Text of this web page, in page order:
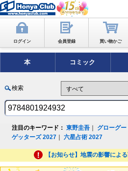
ログイン 会員登録 買い物かご
本 コミック
検索
注目のキーワード： 東野圭吾 グローグー
ゲッターズ 2027 ｜六星占術 2027
【お知らせ】地震の影響によ